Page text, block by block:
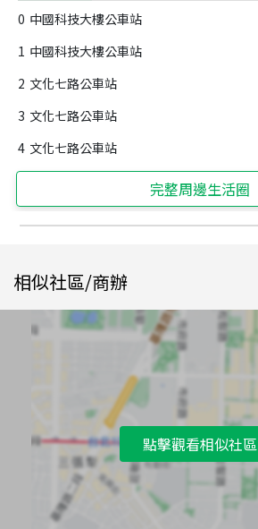
0 中國科技大樓公車站
1 中國科技大樓公車站
2 文化七路公車站
3 文化七路公車站
4 文化七路公車站
完整周邊生活圈
相似社區/商辦
點擊觀看相似社區